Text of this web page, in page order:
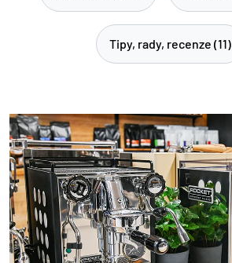
Tipy, rady, recenze (11)